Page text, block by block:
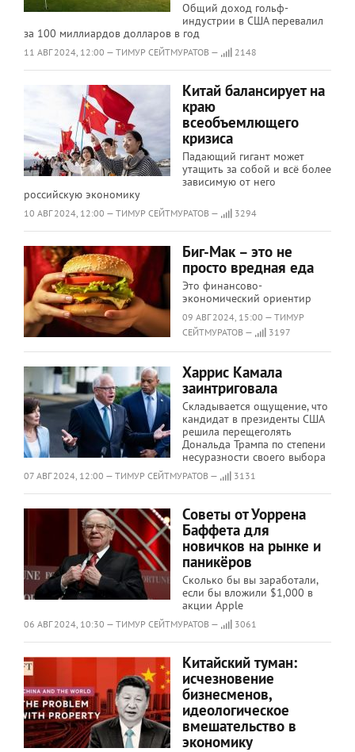
Общий доход гольф-
индустрии в США перевалил
за 100 миллиардов долларов в год
11 АВГ 2024, 12:00 — ТИМУР СЕЙТМУРАТОВ — 2148
Китай балансирует на
краю
всеобъемлющего
кризиса
Падающий гигант может
утащить за собой и всё более
зависимую от него
российскую экономику
10 АВГ 2024, 12:00 — ТИМУР СЕЙТМУРАТОВ — 3294
Биг-Мак – это не
просто вредная еда
Это финансово-
экономический ориентир
09 АВГ 2024, 15:00 — ТИМУР
СЕЙТМУРАТОВ —
3197
Харрис Камала
заинтриговала
Складывается ощущение, что
кандидат в президенты США
решила перещеголять
Дональда Трампа по степени
несуразности своего выбора
07 АВГ 2024, 12:00 — ТИМУР СЕЙТМУРАТОВ — 3131
Советы от Уоррена
Баффета для
новичков на рынке и
паникёров
Сколько бы вы заработали,
если бы вложили $1,000 в
акции Apple
06 АВГ 2024, 10:30 — ТИМУР СЕЙТМУРАТОВ — 3061
Китайский туман:
исчезновение
бизнесменов,
идеологическое
вмешательство в
экономику